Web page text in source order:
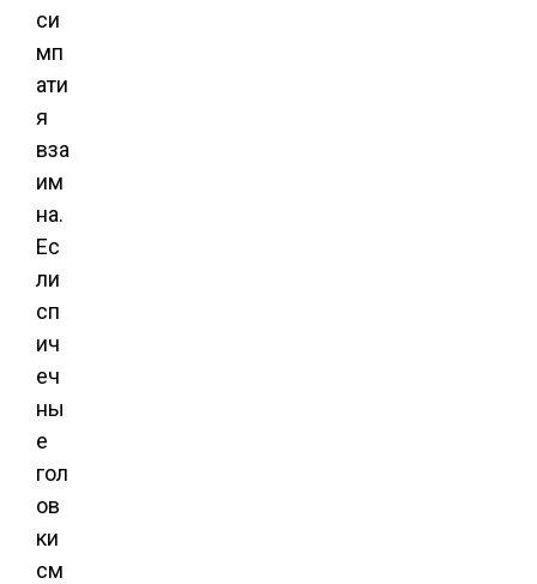
си
мп
ати
я
вза
им
на.
Ес
ли
сп
ич
еч
ны
е
гол
ов
ки
см